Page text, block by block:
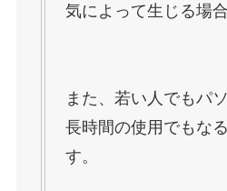
気によって生じる場
また、若い人でもパ
長時間の使用でもな
す。